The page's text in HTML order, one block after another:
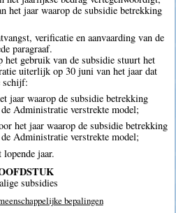
het jaar waarop de subsidie betrekking
verificatie en aanvaarding van de
paragraaf.
gebruik van de subsidie stuurt het
uiterlijk op 30 juni van het jaar dat
schijf:
jaar waarop de subsidie betrekking
Administratie verstrekte model;
het jaar waarop de subsidie betrekking
Administratie verstrekte model;
lopende jaar.
subsidies
bepalingen